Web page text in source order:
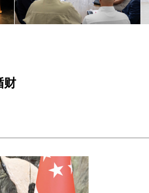
财